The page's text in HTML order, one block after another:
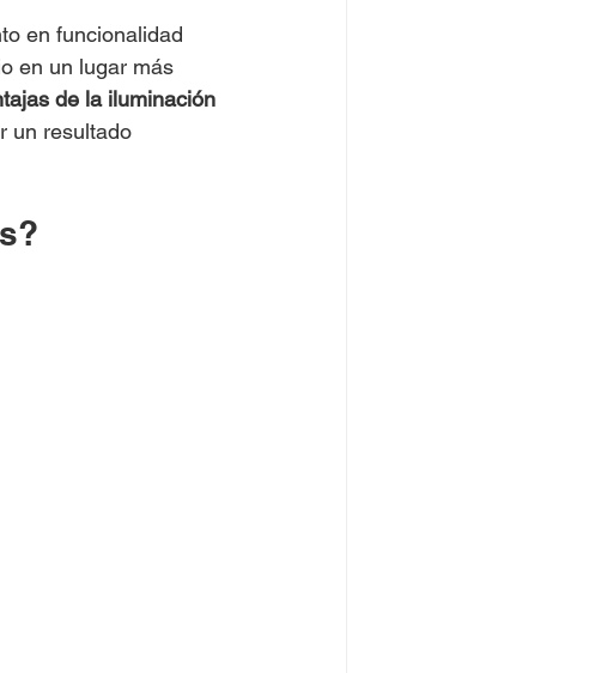
en funcionalidad
en un lugar más
de la iluminación
un resultado